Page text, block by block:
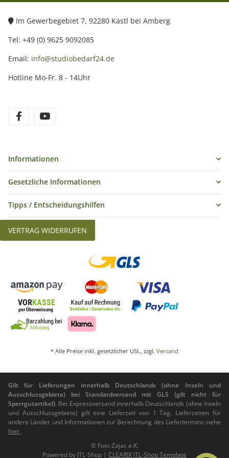
Im Gewerbegebiet 7, 92280 Kastl bei Amberg
Tel: +49 (0) 9625 9092085
Email: info@studiobedarf24.de
Hotline Mo-Fr. 8 - 14Uhr
Informationen
Gesetzliche Informationen
Tipps / Entscheidungshilfen
VERTRAG WIDERRUFEN
* Alle Preise inkl. gesetzlicher USt., zzgl. Versand
Gilt für Lieferungen innerhalb Deutschlands (ohne Inseln und
Ausschlussgebiete) bei Standardversand mit GLS (gilt nicht für
Sperrgutartikel). Bei Expressversand innerhalb Deutschlands (ohne Inseln
und Ausschlussgebiete) gilt eine Lieferzeit von 1 Tag. Lieferzeiten für
andere Länder und Informationen zur Berechnung des Liefertermins siehe
hier .
© Foto Zajac e.K.
Powered by JTL-Shop | CLEARIX JTL-Shop Template